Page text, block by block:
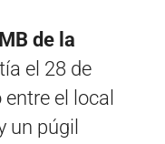
de la
el 28 de
el local
un púgil